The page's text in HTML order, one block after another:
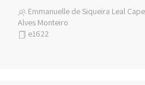
Emmanuelle de Siqueira Leal
Alves Monteiro
e1622